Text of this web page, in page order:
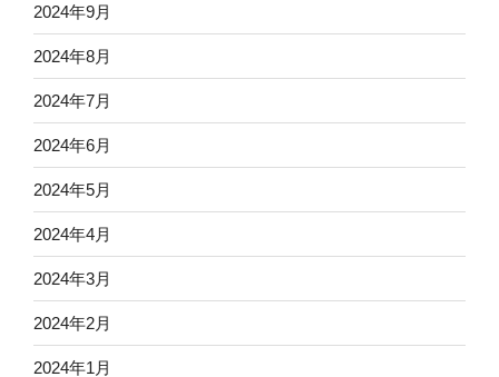
2024年9月
2024年8月
2024年7月
2024年6月
2024年5月
2024年4月
2024年3月
2024年2月
2024年1月